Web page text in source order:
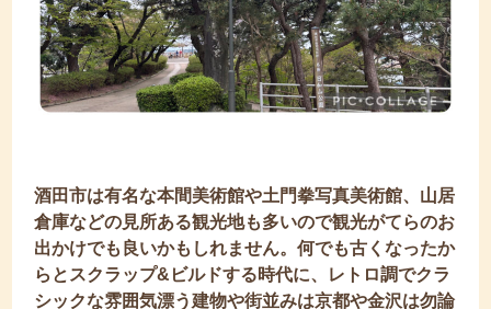
酒田市は有名な本間美術館や土門拳写真美術館、山居
倉庫などの見所ある観光地も多いので観光がてらのお
出かけでも良いかもしれません。何でも古くなったか
らとスクラップ&ビルドする時代に、レトロ調でクラ
シックな雰囲気漂う建物や街並みは京都や金沢は勿論